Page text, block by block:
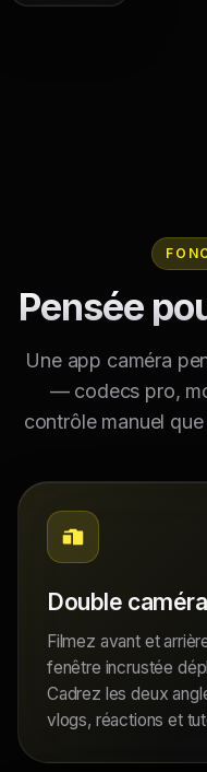
Pensée
Une app caméra
— codecs pro,
contrôle manuel
Double
Filmez avant et
fenêtre incrustée
Cadrez les deux
vlogs, réactions et